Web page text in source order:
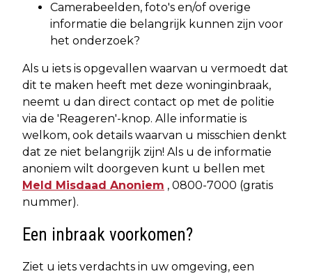
Camerabeelden, foto's en/of overige
informatie die belangrijk kunnen zijn voor
het onderzoek?
Als u iets is opgevallen waarvan u vermoedt dat
dit te maken heeft met deze woninginbraak,
neemt u dan direct contact op met de politie
via de 'Reageren'-knop. Alle informatie is
welkom, ook details waarvan u misschien denkt
dat ze niet belangrijk zijn! Als u de informatie
anoniem wilt doorgeven kunt u bellen met
Meld Misdaad Anoniem , 0800-7000 (gratis
nummer).
Een inbraak voorkomen?
Ziet u iets verdachts in uw omgeving, een